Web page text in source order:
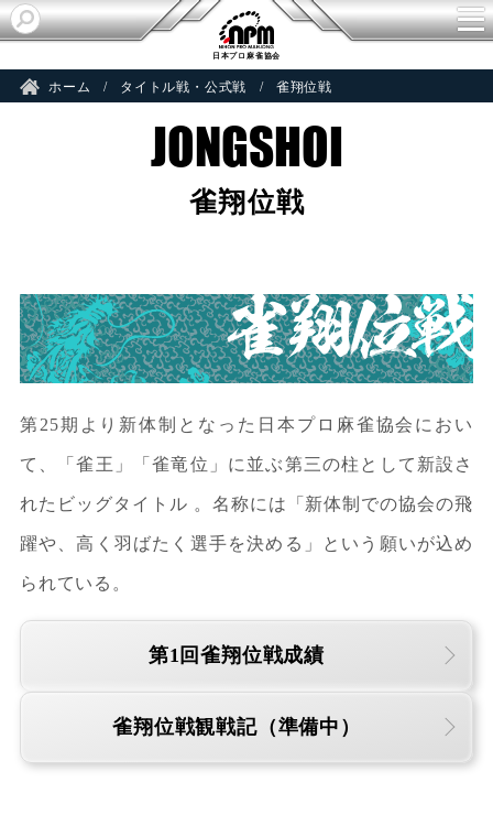
日本プロ麻雀協会
ホーム タイトル戦・公式戦 雀翔位戦
雀翔位戦
雀翔位戦
第25期より新体制となった日本プロ麻雀協会におい
て、「雀王」「雀竜位」に並ぶ第三の柱として新設さ
れたビッグタイトル 。名称には「新体制での協会の飛
躍や、高く羽ばたく選手を決める」という願いが込め
られている。
第1回雀翔位戦成績
雀翔位戦観戦記（準備中）